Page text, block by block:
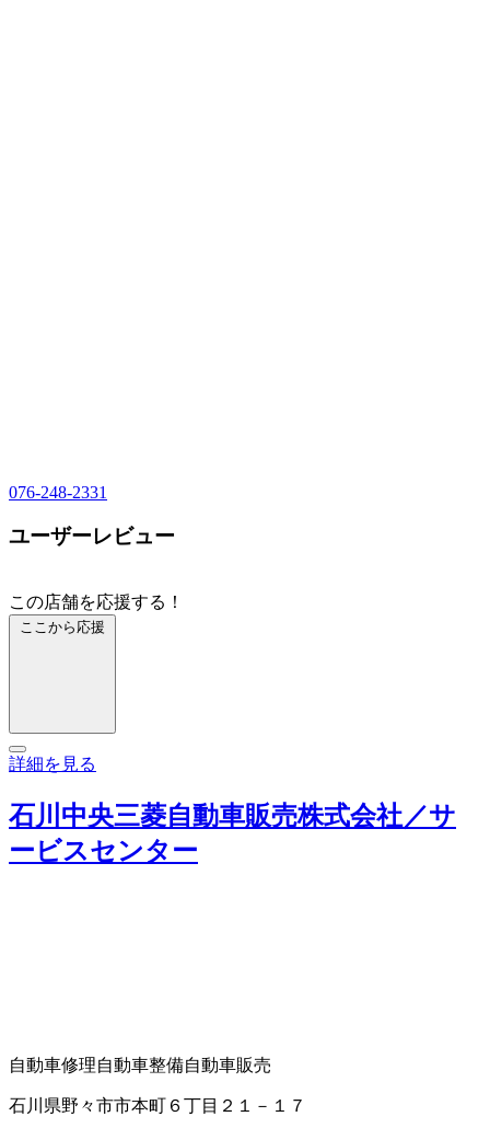
076-248-2331
ユーザーレビュー
この店舗を応援する！
ここから応援
詳細を見る
石川中央三菱自動車販売株式会社／サ
ービスセンター
自動車修理自動車整備自動車販売
石川県野々市市本町６丁目２１－１７